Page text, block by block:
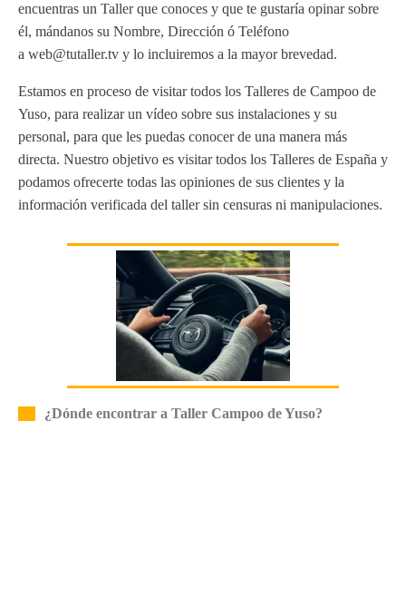
encuentras un Taller que conoces y que te gustaría opinar sobre
él, mándanos su Nombre, Dirección ó Teléfono
a web@tutaller.tv y lo incluiremos a la mayor brevedad.
Estamos en proceso de visitar todos los Talleres de Campoo de
Yuso, para realizar un vídeo sobre sus instalaciones y su
personal, para que les puedas conocer de una manera más
directa. Nuestro objetivo es visitar todos los Talleres de España y
podamos ofrecerte todas las opiniones de sus clientes y la
información verificada del taller sin censuras ni manipulaciones.
¿Dónde encontrar a Taller Campoo de Yuso?